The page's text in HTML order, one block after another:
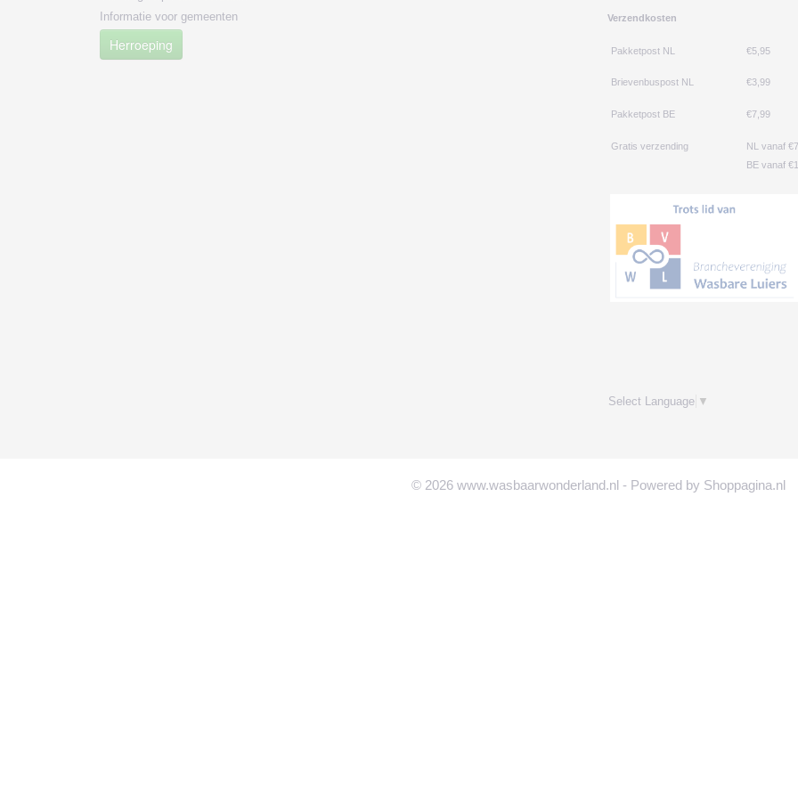
Informatie voor gemeenten
Herroeping
Verzendkosten
Pakketpost NL €5,95
Brievenbuspost NL €3,99
Pakketpost BE €7,99
Gratis verzending
NL vanaf
BE vanaf
Select Language ▼
© 2026 www.wasbaarwonderland.nl - Powered by Shoppagina.nl